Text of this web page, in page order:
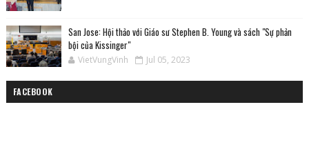
San Jose: Hội thảo với Giáo sư Stephen B. Young và sách "Sự phản
bội của Kissinger"
VietVungVinh Jul 05, 2023
FACEBOOK